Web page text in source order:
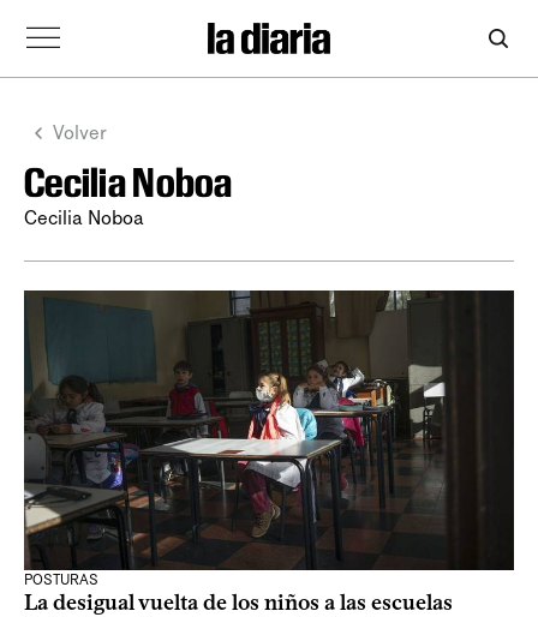
Volver
Cecilia Noboa
Cecilia Noboa
POSTURAS
La desigual vuelta de los niños a las escuelas